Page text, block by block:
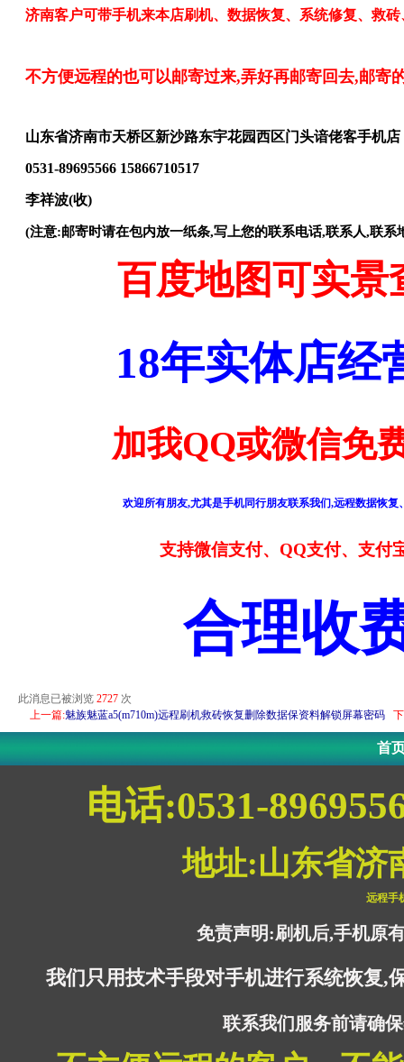
济南客户可带手机来本店刷机、数据恢复、系统修复、救
不方便远程的也可以邮寄过来,弄好再邮寄回去,邮寄
山东省济南市天桥区新沙路东宇花园西区门头谙佬客手机店
0531-89695566 15866710517
李祥波(收)
(注意:邮寄时请在包内放一纸条,写上您的联系电话,联系人,联
百度地图可实景
18年实体店经
加我QQ或微信免
欢迎所有朋友,尤其是手机同行朋友联系我们,远程数据恢
支持微信支付、QQ支付、支付
合理收
此消息已被浏览 2727 次
上一篇:魅族魅蓝a5(m710m)远程刷机救砖恢复删除数据保资料解锁屏幕密码
首
电话:0531-
地址:山东省济
远程手
免责声明:刷机后,手机原
我们只用技术手段对手机进行系统恢复,
联系我们服务前请确